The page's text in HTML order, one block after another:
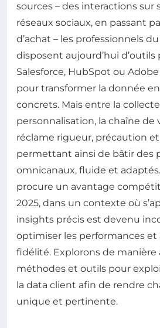
sources – des interactions sur
réseaux sociaux, en passant
d’achat – les professionnels
disposent aujourd’hui
Salesforce, HubSpot ou
pour transformer la donnée
concrets. Mais entre la
personnalisation, la chaîne de
réclame rigueur, précaution
permettant ainsi de bâtir des
omnicanaux, fluide et
procure un avantage
2025, dans un contexte où
insights précis est devenu
optimiser les performances et
fidélité. Explorons de manière
méthodes et outils pour
la data client afin de rendre
unique et pertinente.